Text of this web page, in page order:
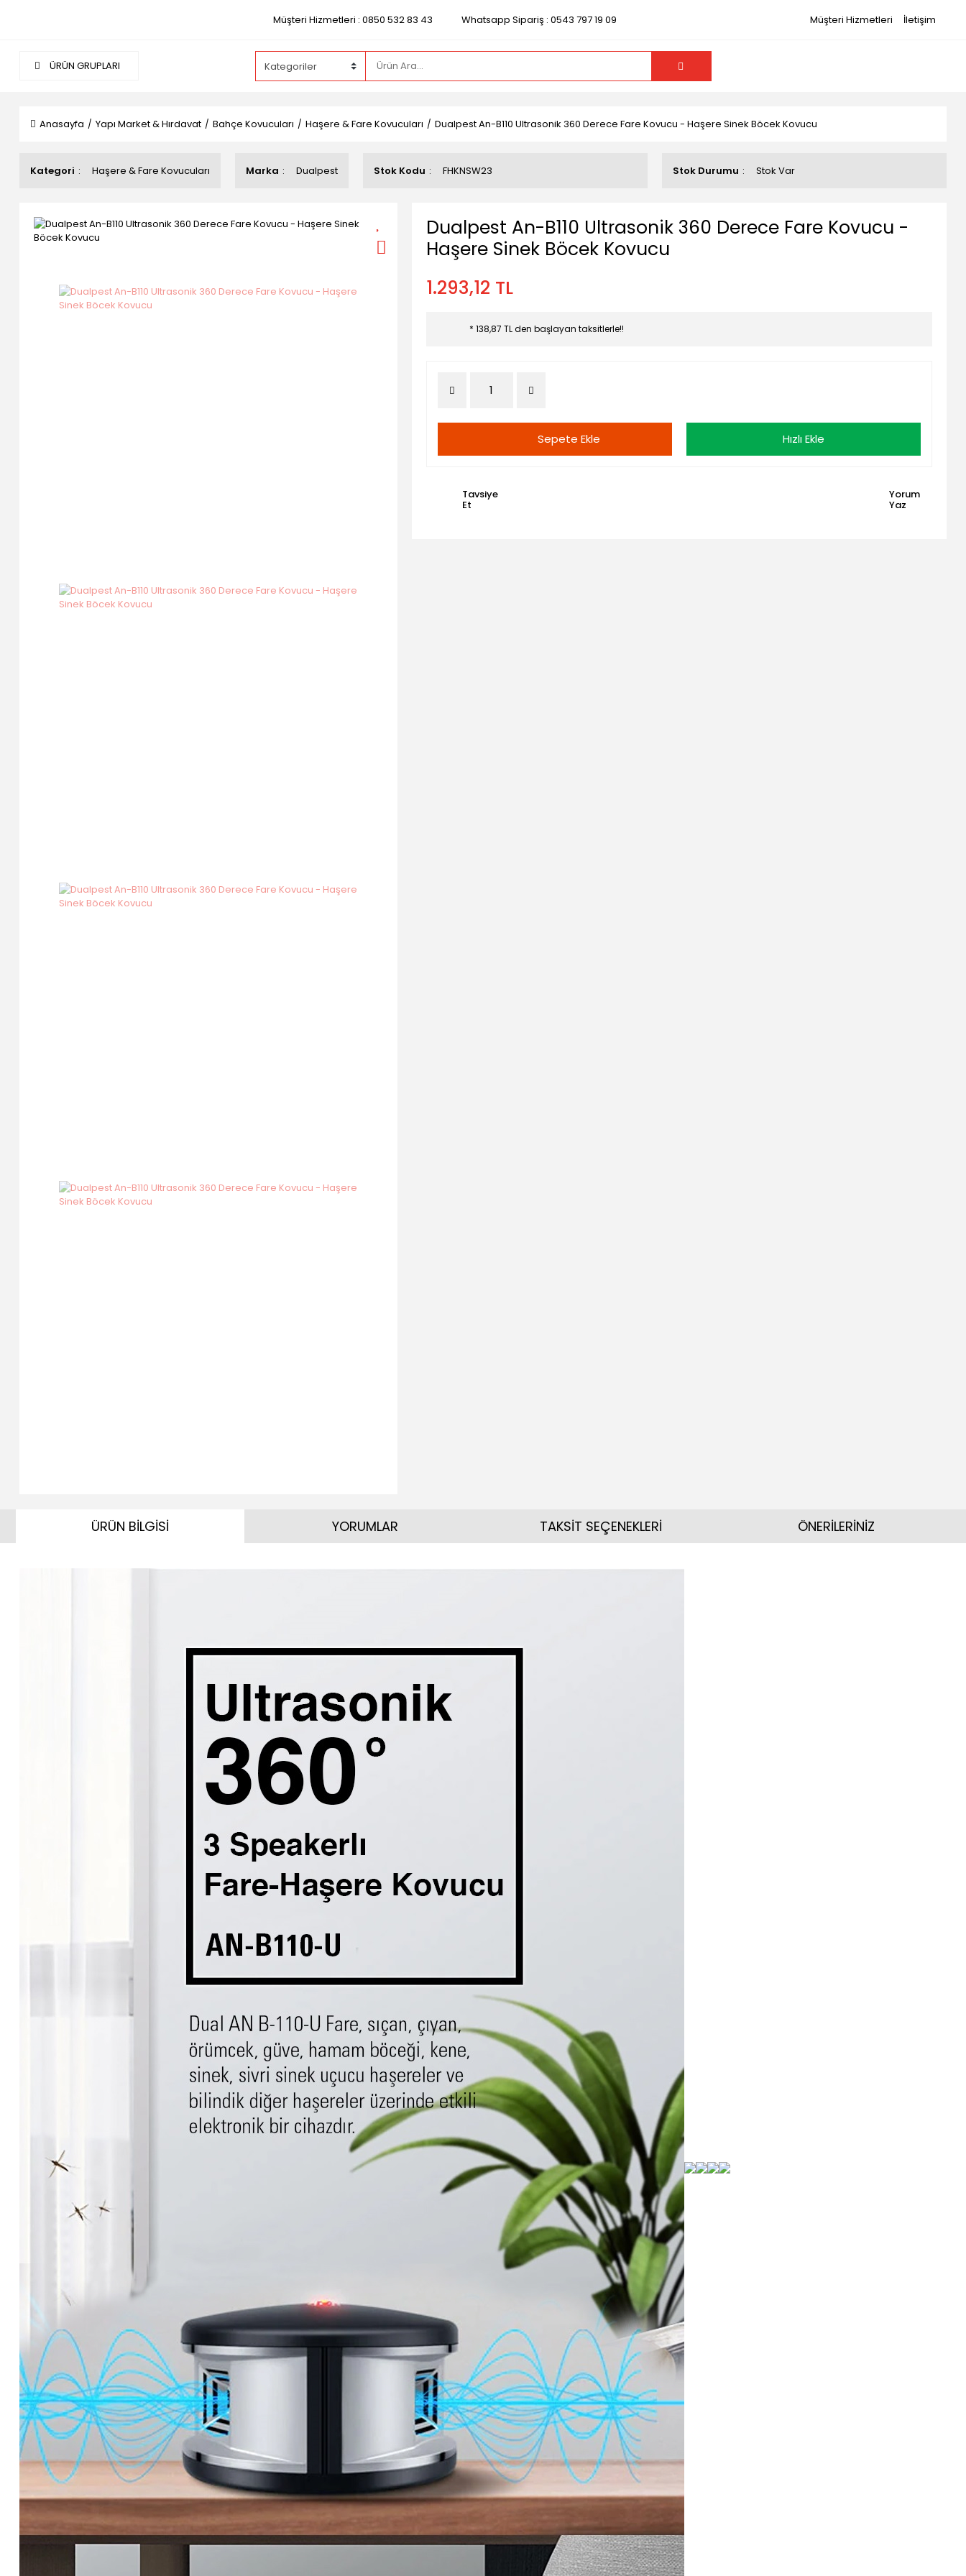
Müşteri Hizmetleri : 0850 532 83 43 Whatsapp Sipariş : 0543 797 19 09 Müşteri Hizmetleri İletişim
ÜRÜN GRUPLARI
Anasayfa Yapı Market & Hırdavat Bahçe Kovucuları Haşere & Fare Kovucuları Dualpest An-B110 Ultrasonik 360 Derece Fare Kovucu - Haşere Sinek Böcek Kovucu
Kategori Haşere & Fare Kovucuları Marka Dualpest Stok Kodu FHKNSW23 Stok Durumu Stok Var
Dualpest An-B110 Ultrasonik 360 Derece Fare Kovucu -
Haşere Sinek Böcek Kovucu
1.293,12 TL
* 138,87 TL den başlayan taksitlerle!!
Sepete Ekle Hızlı Ekle
Tavsiye
Et
Yorum
Yaz
ÜRÜN BİLGİSİ YORUMLAR TAKSİT SEÇENEKLERİ ÖNERİLERİNİZ